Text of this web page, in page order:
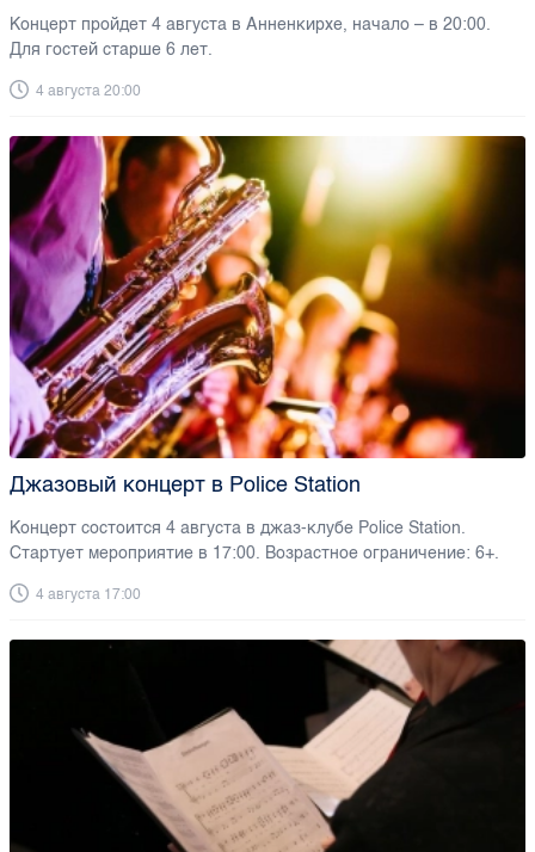
Концерт пройдет 4 августа в Анненкирхе, начало – в 20:00.
Для гостей старше 6 лет.
4 августа 20:00
Джазовый концерт в Police Station
Концерт состоится 4 августа в джаз-клубе Police Station.
Стартует мероприятие в 17:00. Возрастное ограничение: 6+.
4 августа 17:00